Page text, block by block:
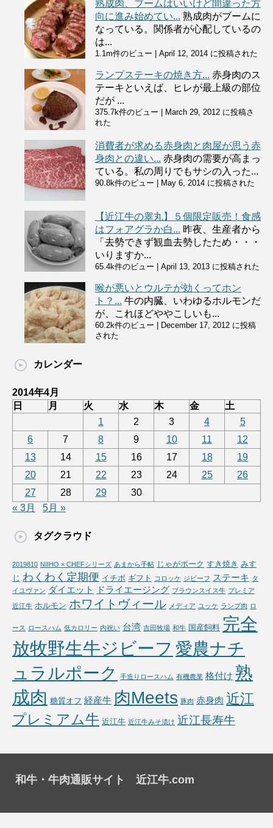
熟成肉、ブームはいいけど間違った方
向に進み始めてい... 熟成肉がブームに
なっている。関係者が心配しているの
は...
1.1m件のビュー April 12, 2014 に投稿された
ランプステーキの焼き方... 赤身肉のス
テーキといえば、ヒレが最上級の部位
だが ...
375.7k件のビュー
March 29, 2012 に投稿さ
れた
消費者が求める赤身肉と肉屋が思う赤
身肉との違い... 赤身肉の需要が高まっ
ている。私の周りでもサシの入った...
90.8k件のビュー May 6, 2014 に投稿された
【近江牛の睾丸】５個限定販売！食感
はフォアグラか白... 昨夜、生産者から
「去勢できず観血去勢したため・・・
いりますか...
65.4k件のビュー April 13, 2013 に投稿された
喉が悪いとウルテが効くってホン
ト？... 牛の内臓、いわゆるホルモンだ
が、これほどややこしいも...
60.2k件のビュー
December 17, 2012 に投稿
された
カレンダー
2014年4月
日
月 火 水 木 金
土
1
2 3 4
5
6
7 8 9 10 11
12
13
14 15 16 17 18
19
20
21 22 23 24 25
26
27
28 29
30
« 3月
5月 »
タグクラウド
2019810 NIIHO × CHEFシリーズ あまから手帖 じゃがポーク すき焼き みす
じ わくわく定期便 イチボ ギフト コロッケ ジビーフ ステーキ タ
イユヴァン ダイエット ドライエージング ブラウンスイス牛 プレミア
近江牛 ホルモン ホワイトヴィール メディア ユッケ ランプ肉 ロ
ース ロースハム 低カロリー 内祝い 台湾 吉田牧場 和牛 国産飼料 完全
放牧野生牛ジビーフ 愛農ナチ
ュラルポーク
手造りロースハム 有機農業 格付け 熟
成肉 糖質オフ 経産牛 肉Meets 豚肉 赤身肉 近江
プレミアム牛 近江牛 近江牛みそ漬け 近江長寿牛
和牛・牛肉通販サイト 近江牛.com